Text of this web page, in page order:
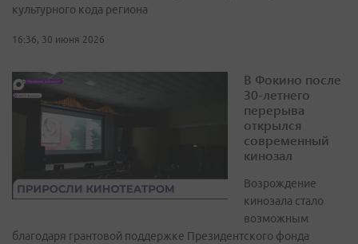
культурного кода региона
16:36, 30 июня 2026
В Фокино после
30-летнего
перерыва
открылся
современный
кинозал
Возрождение
кинозала стало
возможным
благодаря грантовой поддержке Президентского фонда